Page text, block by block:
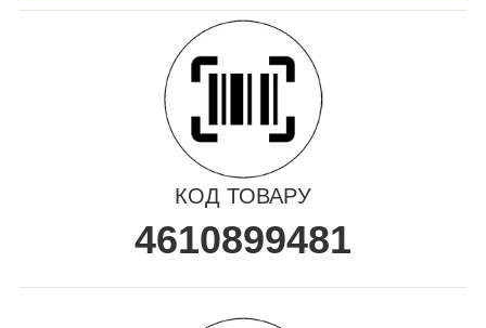
КОД ТОВАРУ
4610899481